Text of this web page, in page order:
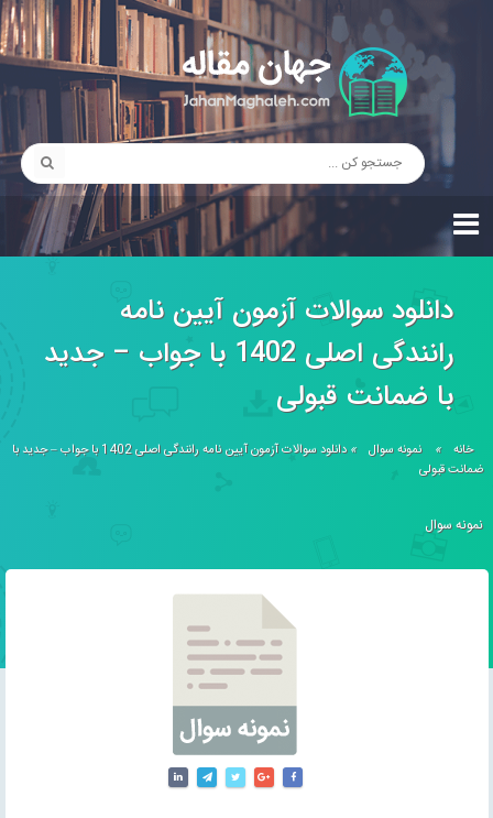
دانلود سوالات آزمون آیین نامه
رانندگی اصلی 1402 با جواب – جدید
با ضمانت قبولی
خانه » نمونه سوال »
دانلود سوالات آزمون آیین نامه رانندگی اصلی 1402 با جواب – جدید با
ضمانت قبولی
نمونه سوال